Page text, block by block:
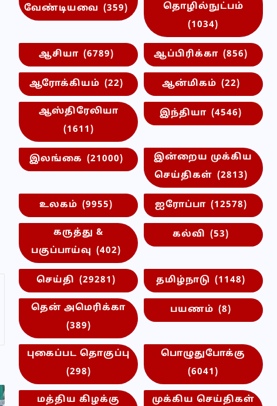
வேண்டியவை (359)
தொழில்நுட்பம்
(1034)
ஆசியா (6789) ஆப்பிரிக்கா (856)
ஆரோக்கியம் (22) ஆன்மிகம் (22)
ஆஸ்திரேலியா
(1611)
இந்தியா (4546)
இலங்கை (21000)
இன்றைய முக்கிய
செய்திகள் (2813)
உலகம் (9955) ஐரோப்பா (12578)
கருத்து &
பகுப்பாய்வு (402)
கல்வி (53)
செய்தி (29281) தமிழ்நாடு (1148)
தென் அமெரிக்கா
(389)
பயணம் (8)
புகைப்பட தொகுப்பு
(298)
பொழுதுபோக்கு
(6041)
மத்திய கிழக்கு
முக்கிய செய்திகள்